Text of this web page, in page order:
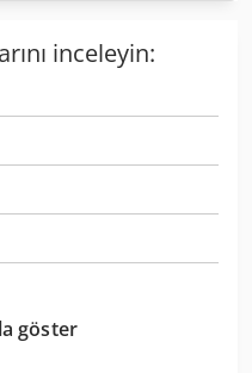
inceleyin:
göster